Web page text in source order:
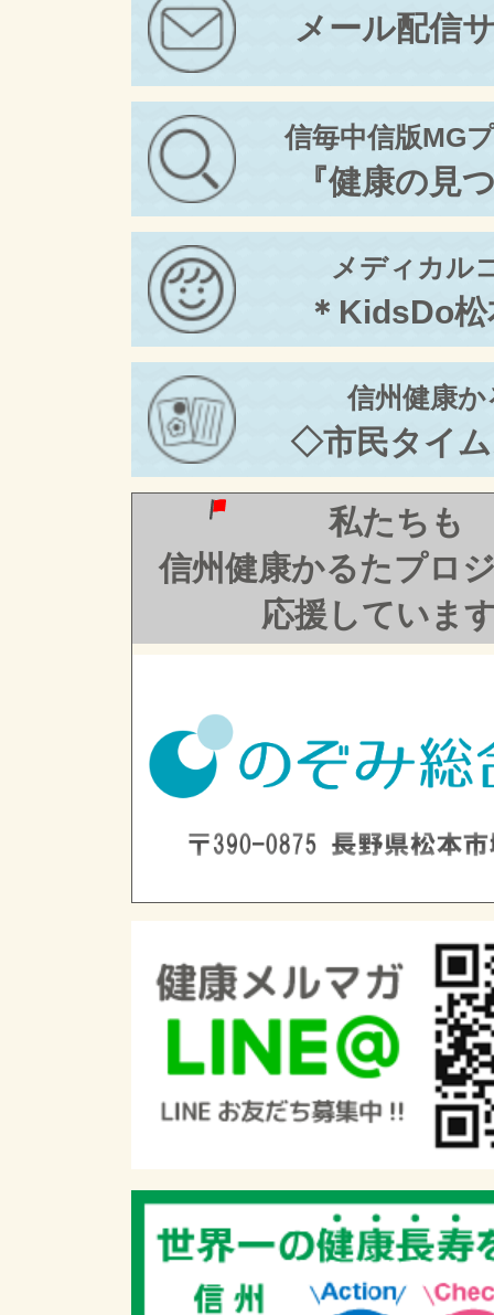
メール配信
信毎中信版MG
『健康の見
メディカル
＊KidsDo
信州健康
◇市民タイ
私たちも
信州健康かるたプロ
応援していま